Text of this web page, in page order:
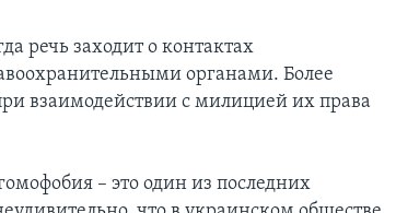
речь заходит о контактах
органами. Более
взаимодействии с милицией их права
– это один из последних